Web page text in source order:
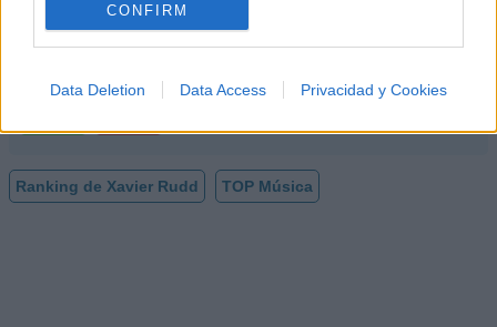
CONFIRM
Data Deletion Data Access Privacidad y Cookies
apoyados y visitados de esta semana.
Ranking de Xavier Rudd TOP Música